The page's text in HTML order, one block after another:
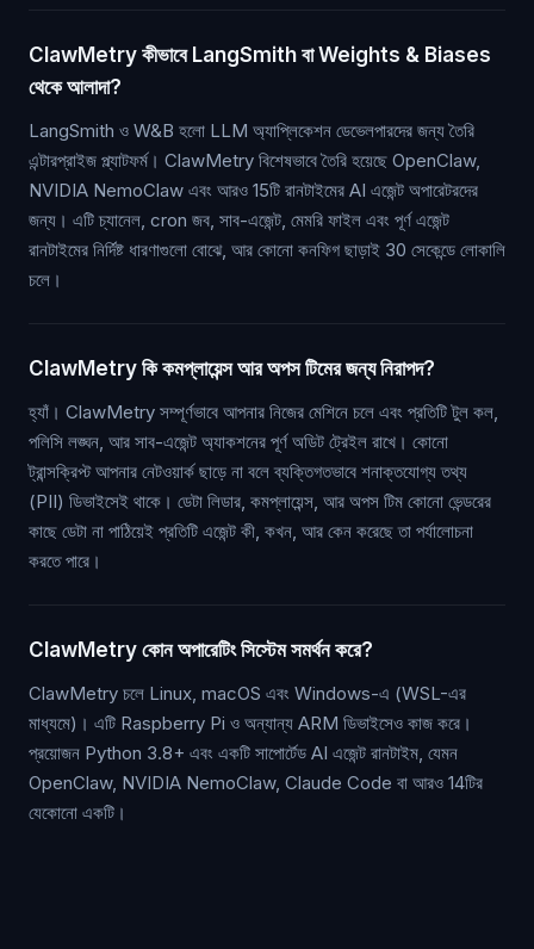
ClawMetry কীভাবে LangSmith বা Weights & Biases
থেকে আলাদা?
LangSmith ও W&B হলো LLM অ্যাপ্লিকেশন ডেভেলপারদের জন্য তৈরি
এন্টারপ্রাইজ প্ল্যাটফর্ম। ClawMetry বিশেষভাবে তৈরি হয়েছে OpenClaw,
NVIDIA NemoClaw এবং আরও 15টি রানটাইমের AI এজেন্ট অপারেটরদের
জন্য। এটি চ্যানেল, cron জব, সাব-এজেন্ট, মেমরি ফাইল এবং পূর্ণ এজেন্ট
রানটাইমের নির্দিষ্ট ধারণাগুলো বোঝে, আর কোনো কনফিগ ছাড়াই 30 সেকেন্ডে লোকালি
চলে।
ClawMetry কি কমপ্লায়েন্স আর অপস টিমের জন্য নিরাপদ?
হ্যাঁ। ClawMetry সম্পূর্ণভাবে আপনার নিজের মেশিনে চলে এবং প্রতিটি টুল কল,
পলিসি লঙ্ঘন, আর সাব-এজেন্ট অ্যাকশনের পূর্ণ অডিট ট্রেইল রাখে। কোনো
ট্রান্সক্রিপ্ট আপনার নেটওয়ার্ক ছাড়ে না বলে ব্যক্তিগতভাবে শনাক্তযোগ্য তথ্য
(PII) ডিভাইসেই থাকে। ডেটা লিডার, কমপ্লায়েন্স, আর অপস টিম কোনো ভেন্ডরের
কাছে ডেটা না পাঠিয়েই প্রতিটি এজেন্ট কী, কখন, আর কেন করেছে তা পর্যালোচনা
করতে পারে।
ClawMetry কোন অপারেটিং সিস্টেম সমর্থন করে?
ClawMetry চলে Linux, macOS এবং Windows-এ (WSL-এর
মাধ্যমে)। এটি Raspberry Pi ও অন্যান্য ARM ডিভাইসেও কাজ করে।
প্রয়োজন Python 3.8+ এবং একটি সাপোর্টেড AI এজেন্ট রানটাইম, যেমন
OpenClaw, NVIDIA NemoClaw, Claude Code বা আরও 14টির
যেকোনো একটি।